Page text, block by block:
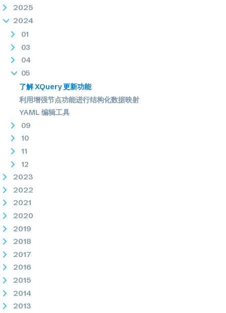
2025
2024
01
03
04
05
了解 XQuery 更新功能
利用增强节点功能进行结构化数据映射
YAML 编辑工具
09
10
11
12
2023
2022
2021
2020
2019
2018
2017
2016
2015
2014
2013